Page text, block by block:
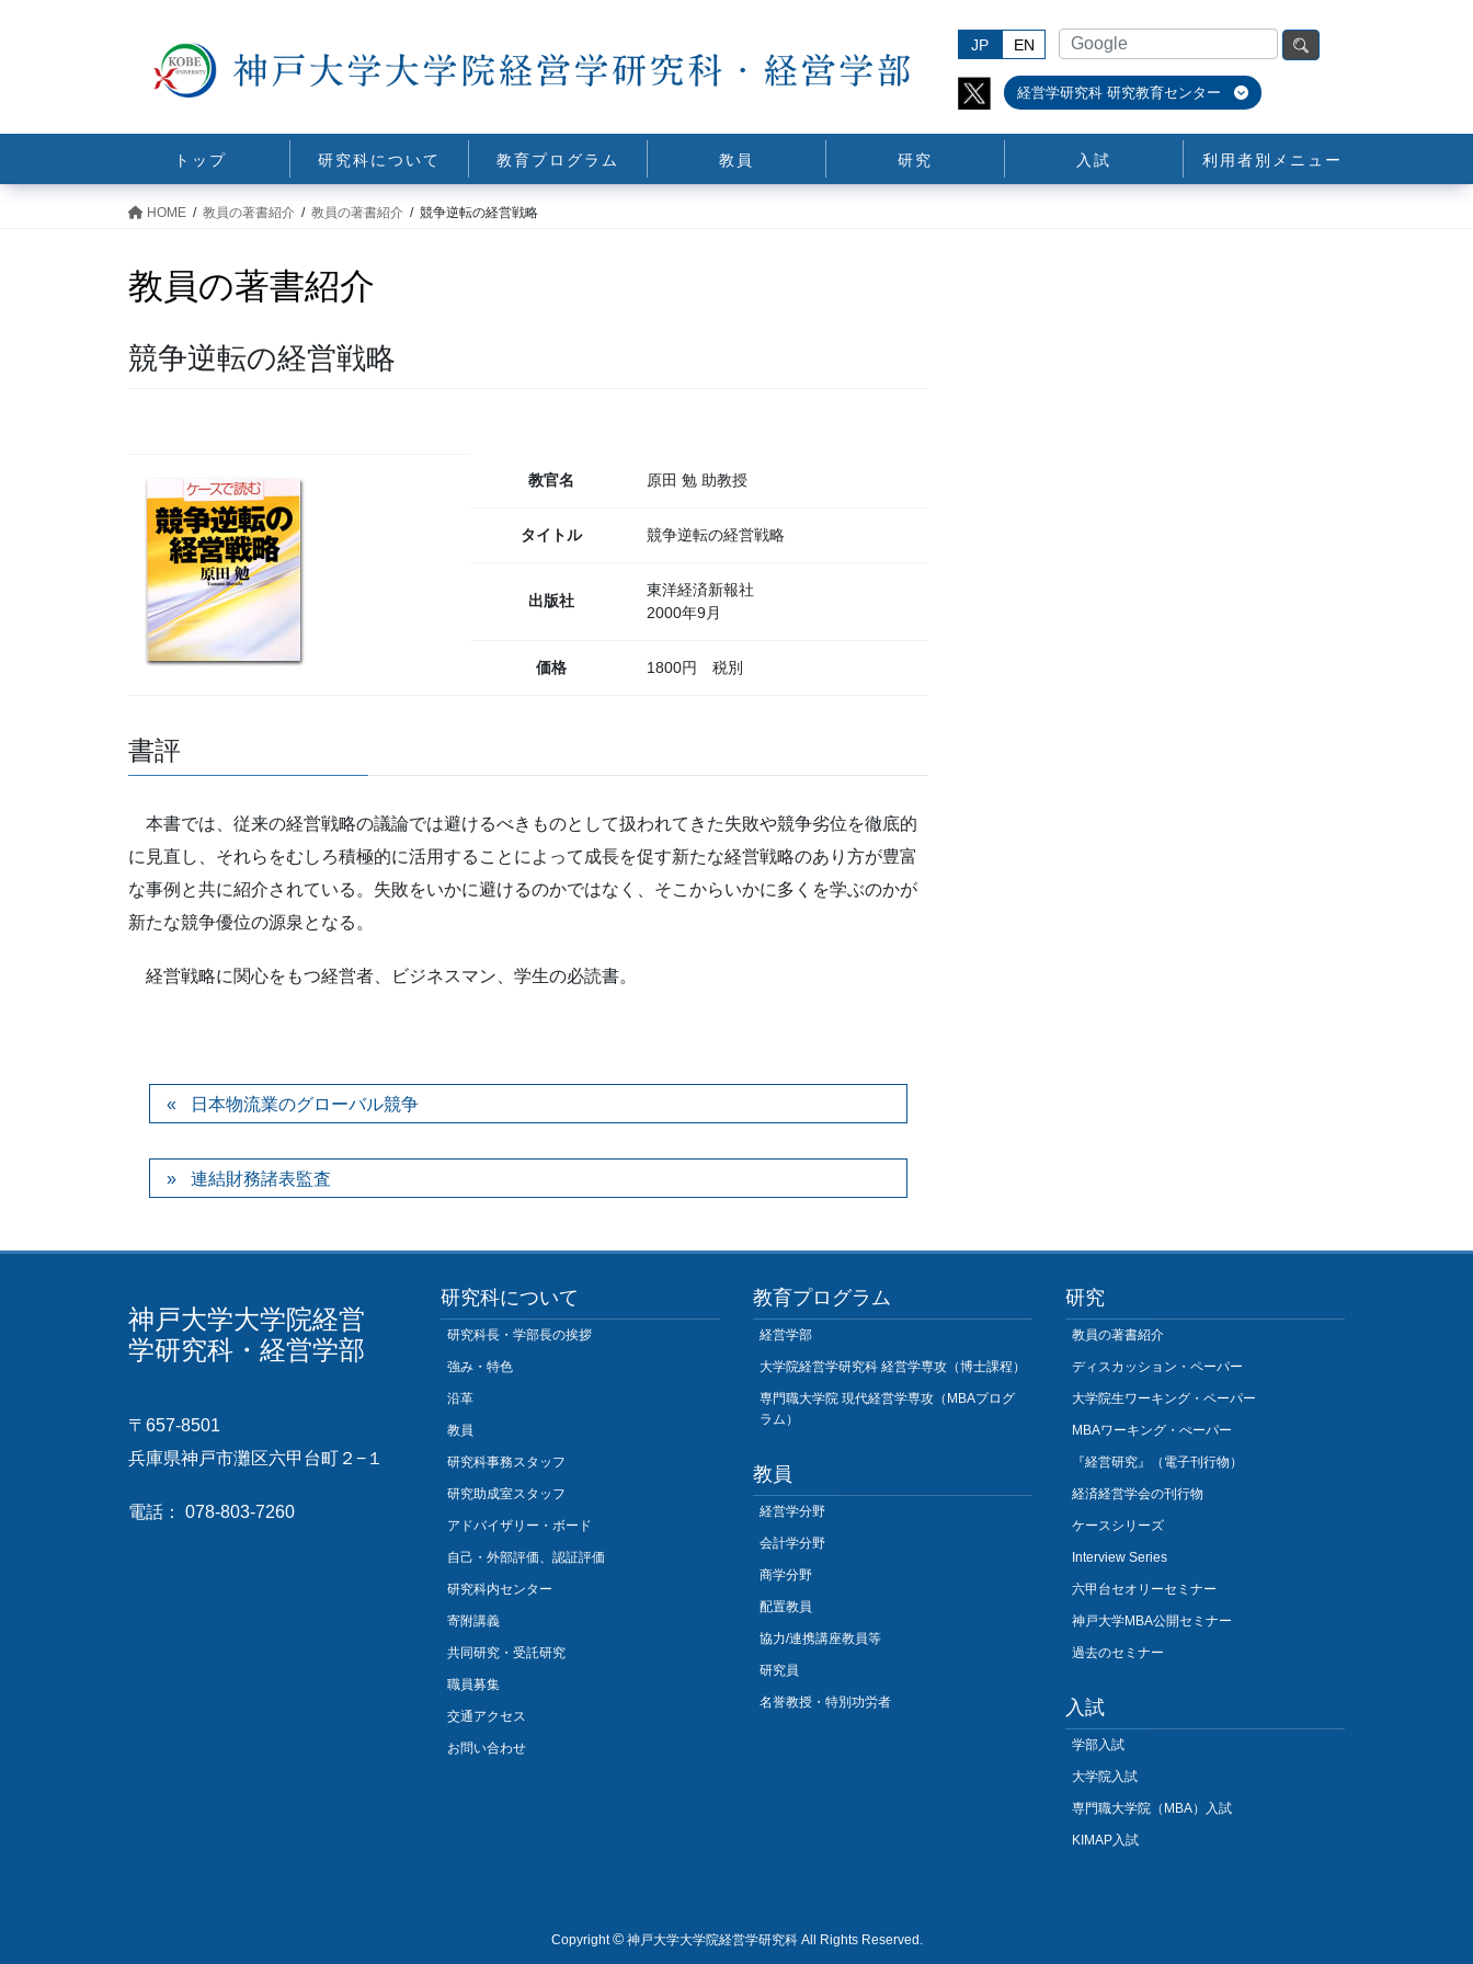
JP EN
経営学研究科 研究教育センター
トップ 研究科について 教育プログラム 教員 研究 入試 利用者別メニュー
HOME 教員の著書紹介 教員の著書紹介 競争逆転の経営戦略
教員の著書紹介
競争逆転の経営戦略
教官名 原田 勉 助教授
タイトル 競争逆転の経営戦略
出版社
東洋経済新報社
2000年9月
価格 1800円 税別
書評
本書では、従来の経営戦略の議論では避けるべきものとして扱われてきた失敗や競争劣位を徹底的
に見直し、それらをむしろ積極的に活用することによって成長を促す新たな経営戦略のあり方が豊富
な事例と共に紹介されている。失敗をいかに避けるのかではなく、そこからいかに多くを学ぶのかが
新たな競争優位の源泉となる。
経営戦略に関心をもつ経営者、ビジネスマン、学生の必読書。
日本物流業のグローバル競争
連結財務諸表監査
神戸大学大学院経営
学研究科・経営学部
〒657-8501
兵庫県神戸市灘区六甲台町２−１
電話： 078-803-7260
研究科について
研究科長・学部長の挨拶
強み・特色
沿革
教員
研究科事務スタッフ
研究助成室スタッフ
アドバイザリー・ボード
自己・外部評価、認証評価
研究科内センター
寄附講義
共同研究・受託研究
職員募集
交通アクセス
お問い合わせ
教育プログラム
経営学部
大学院経営学研究科 経営学専攻（博士課程）
専門職大学院 現代経営学専攻（MBAプログ
ラム）
教員
経営学分野
会計学分野
商学分野
配置教員
協力/連携講座教員等
研究員
名誉教授・特別功労者
研究
教員の著書紹介
ディスカッション・ペーパー
大学院生ワーキング・ペーパー
MBAワーキング・ぺーパー
『経営研究』（電子刊行物）
経済経営学会の刊行物
ケースシリーズ
Interview Series
六甲台セオリーセミナー
神戸大学MBA公開セミナー
過去のセミナー
入試
学部入試
大学院入試
専門職大学院（MBA）入試
KIMAP入試
Copyright©神戸大学大学院経営学研究科 All Rights Reserved.